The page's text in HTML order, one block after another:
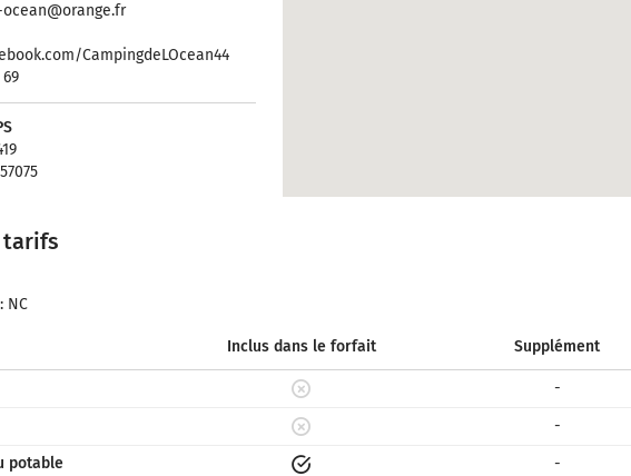
CampingdeLOcean44
tarifs
NC
Inclus dans le forfait Supplément
-
-
potable
-